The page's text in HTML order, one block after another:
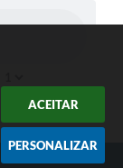
ACEITAR
PERSONALIZAR